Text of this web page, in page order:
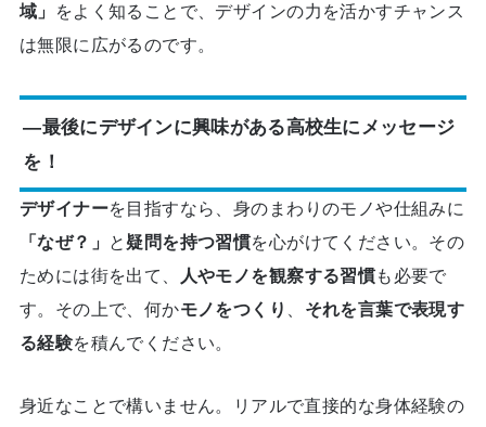
域」 をよく知ることで、デザインの力を活かすチャンス
は無限に広がるのです。
―最後にデザインに興味がある高校生にメッセージ
を！
デザイナーを目指すなら、身のまわりのモノや仕組みに
「なぜ？」 と 疑問を持つ習慣を心がけてください。その
ためには街を出て、
人やモノを観察する習慣も必要で
す。その上で、何かモノをつくり 、 それを言葉で表現す
る経験を積んでください。
身近なことで構いません。リアルで直接的な身体経験の